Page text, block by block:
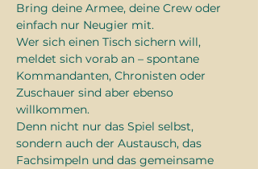
Bring deine Armee, deine Crew oder
einfach nur Neugier mit.
Wer sich einen Tisch sichern will,
meldet sich vorab an – spontane
Kommandanten, Chronisten oder
Zuschauer sind aber ebenso
willkommen.
Denn nicht nur das Spiel selbst,
sondern auch der Austausch, das
Fachsimpeln und das gemeinsame